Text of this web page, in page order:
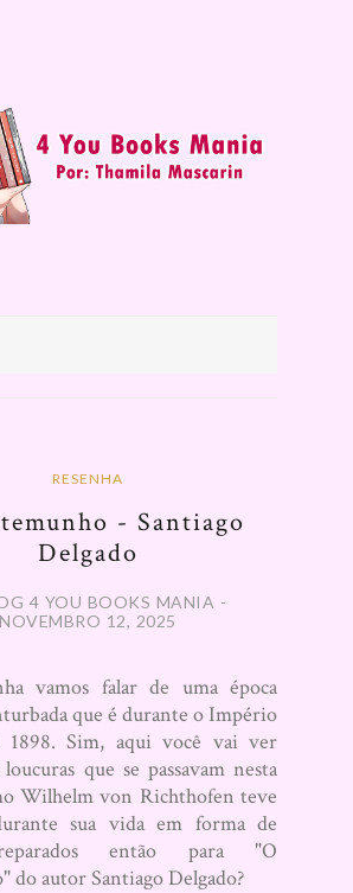
RESENHA
- Santiago
Delgado
4 YOU BOOKS MANIA -
NOVEMBRO 12, 2025
vamos falar de uma época
que é durante o Império
1898. Sim, aqui você vai ver
loucuras que se passavam nesta
Wilhelm von Richthofen teve
sua vida em forma de
então para "O
do autor Santiago Delgado?